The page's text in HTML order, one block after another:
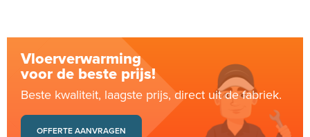
Vloerverwarming
voor de beste prijs!
Beste kwaliteit, laagste prijs, direct uit de fabriek.
OFFERTE AANVRAGEN